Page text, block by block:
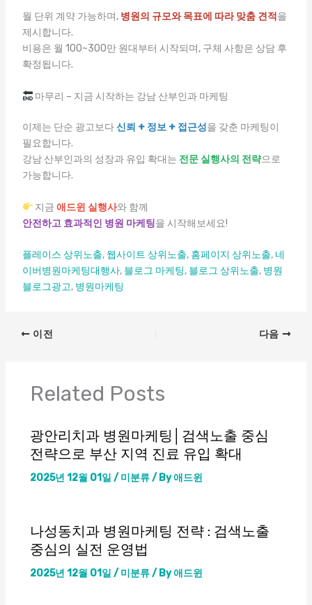
월 단위 계약 가능하며, 병원의 규모와 목표에 따라 맞춤 견적 을
제시합니다.
비용은 월 100~300만 원대부터 시작되며, 구체 사항은 상담 후
확정됩니다.
마무리 – 지금 시작하는 강남 산부인과 마케팅
이제는 단순 광고보다신뢰 + 정보 + 접근성을 갖춘 마케팅이
필요합니다.
강남 산부인과의 성장과 유입 확대는 전문 실행사의 전략으로
가능합니다.
지금애드윈 실행사와 함께
안전하고 효과적인 병원 마케팅을 시작해보세요!
플레이스 상위노출, 웹사이트 상위노출, 홈페이지 상위노출, 네
이버병원마케팅대행사, 블로그 마케팅, 블로그 상위노출, 병원
블로그광고, 병원마케팅
이전 다음
Related Posts
광안리치과 병원마케팅│검색노출 중심
전략으로 부산 지역 진료 유입 확대
2025년 12월 01일 / 미분류/ By애드윈
나성동치과 병원마케팅 전략 : 검색노출
중심의 실전 운영법
2025년 12월 01일 / 미분류/ By애드윈